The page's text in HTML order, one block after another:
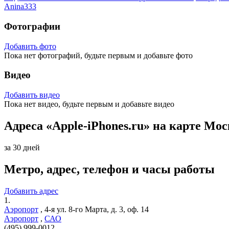
Anina333
Фотографии
Добавить фото
Пока нет фотографий, будьте первым и добавьте фото
Видео
Добавить видео
Пока нет видео, будьте первым и добавьте видео
Адреса «Apple-iPhones.ru» на карте
за 30 дней
Метро, адрес, телефон и часы работы
Добавить адрес
1.
Аэропорт , 4-я ул. 8-го Марта, д. 3, оф. 14
Аэропорт , САО